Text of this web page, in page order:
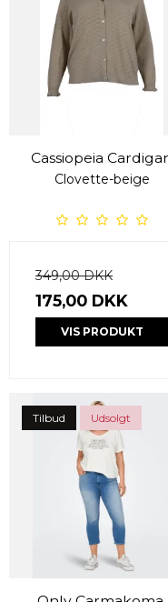
Cassiopeia
Clovette-beige
349,00 DKK
175,00 DKK
VIS PRODUKT
Tilbud Udsolgt